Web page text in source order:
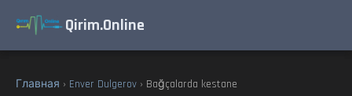
Qirim.Online
Главная › Enver Dulgerov › Bağçalarda kestane